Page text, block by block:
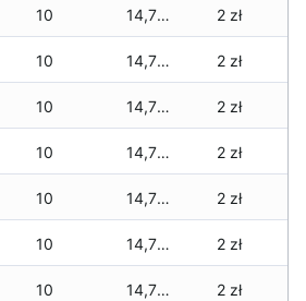
10 14,780 zł 2 zł
10 14,780 zł 2 zł
10 14,770 zł 2 zł
10 14,770 zł 2 zł
10 14,770 zł 2 zł
10 14,770 zł 2 zł
10 14,770 zł 2 zł